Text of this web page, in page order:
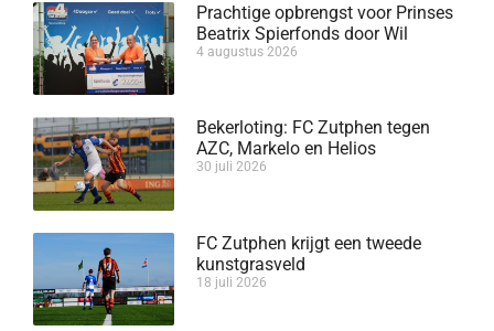
Prachtige opbrengst voor Prinses
Beatrix Spierfonds door Wil
4 augustus 2026
Bekerloting: FC Zutphen tegen
AZC, Markelo en Helios
30 juli 2026
FC Zutphen krijgt een tweede
kunstgrasveld
18 juli 2026